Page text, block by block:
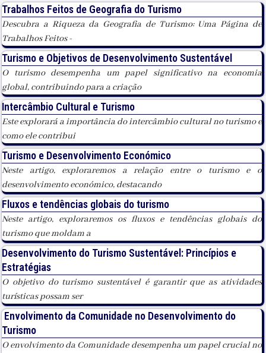
Trabalhos Feitos de Geografia do Turismo
Descubra a Riqueza da Geografia de Turismo: Uma Página de
Trabalhos Feitos -
Turismo e Objetivos de Desenvolvimento Sustentável
O turismo desempenha um papel significativo na economia
global, contribuindo para a criação
Intercâmbio Cultural e Turismo
Este explorará a importância do intercâmbio cultural no turismo e
como ele contribui
Turismo e Desenvolvimento Económico
Neste artigo, exploraremos a relação entre o turismo e o
desenvolvimento económico, destacando
Fluxos e tendências globais do turismo
Neste artigo, exploraremos os fluxos e tendências globais do
turismo que moldam a
Desenvolvimento do Turismo Sustentável: Princípios e
Estratégias
O objetivo do turismo sustentável é garantir que as atividades
turísticas possam ser
Envolvimento da Comunidade no Desenvolvimento do
Turismo
O envolvimento da Comunidade desempenha um papel crucial no